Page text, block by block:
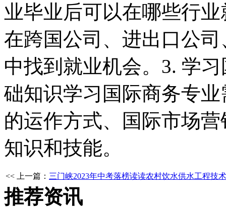
业毕业后可以在哪些行
在跨国公司、进出口公
中找到就业机会。3. 学
础知识学习国际商务专
的运作方式、国际市场
知识和技能。
<< 上一篇： 三门峡2023年中考落榜读读农村饮水供水工程技
推荐资讯